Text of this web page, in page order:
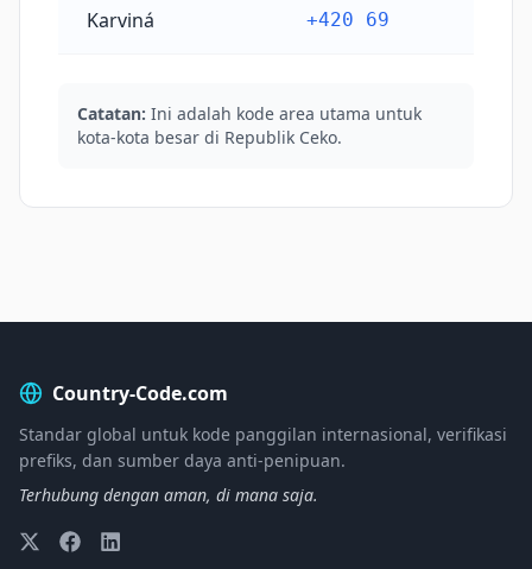
Karviná +420 69
Catatan: Ini adalah kode area utama untuk
kota-kota besar di Republik Ceko.
Country-Code.com
Standar global untuk kode panggilan internasional, verifikasi
prefiks, dan sumber daya anti-penipuan.
Terhubung dengan aman, di mana saja.